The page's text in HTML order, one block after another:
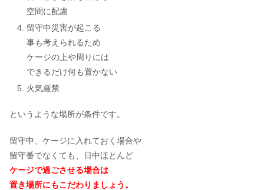
空間に配慮
留守中災害が起こる
事も考えられるため
ケージの上や周りには
できるだけ何も置かない
火気厳禁
というような場所が条件です。
留守中、ケージに入れておく場合や
留守番でなくても、日中ほとんど
ケージで過ごさせる場合は
置き場所にもこだわりましょう。